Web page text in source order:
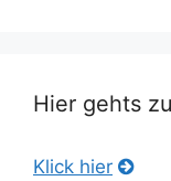
Hier gehts
Klick hier